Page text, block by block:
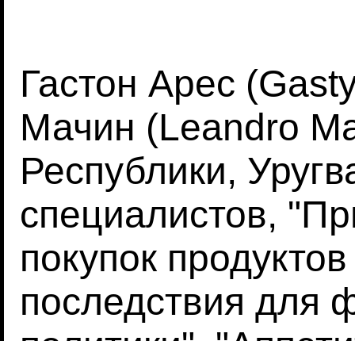
Гастон Арес
Мачин (Leandro
Республики,
специалистов,
покупок
последствия для